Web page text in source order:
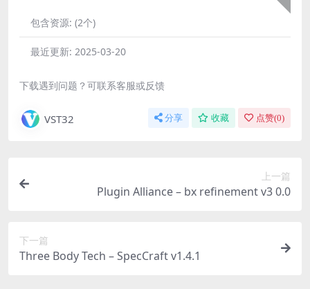
包含资源: (2个)
最近更新: 2025-03-20
下载遇到问题？可联系客服或反馈
VST32 分享 收藏 点赞(0)
上一篇
Plugin Alliance – bx refinement v3 0.0
下一篇
Three Body Tech – SpecCraft v1.4.1